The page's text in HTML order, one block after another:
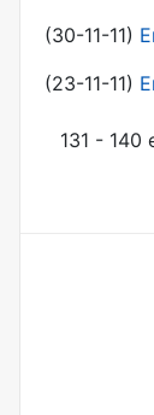
(30-11-11)
(23-11-11)
131 - 140